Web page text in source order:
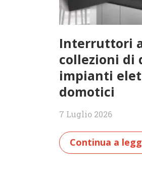
Interruttori
collezioni di
impianti
domotici
7 Luglio 2026
Continua a